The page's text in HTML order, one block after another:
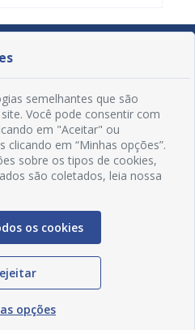
Sociais
semelhantes que são
Você pode consentir com
em "Aceitar" ou
clicando em “Minhas opções”.
sobre os tipos de cookies,
são coletados, leia nossa
os cookies
opções